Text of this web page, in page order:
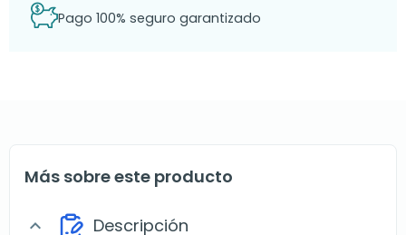
Pago 100% seguro garantizado
Más sobre este producto
expand_more Descripción